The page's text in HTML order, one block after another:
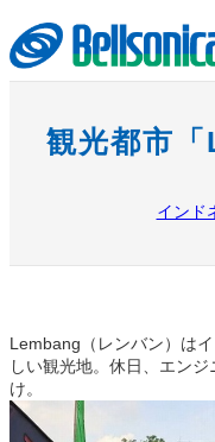
容
を
ス
観光都市
インド
Lembang（レンバン）は
しい観光地。休日、エン
け。